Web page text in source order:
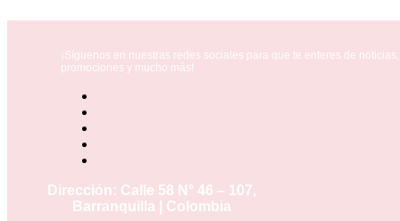
¡Síguenos en nuestras redes sociales para que te enteres de noticias,
promociones y mucho más!
Dirección: Calle 58 N° 46 – 107,
Barranquilla | Colombia